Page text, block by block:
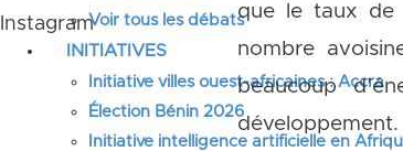
InstagramVoir tous les débats
INITIATIVES
Initiative villes ouest-africaines : Accra
Élection Bénin 2026
Initiative intelligence artificielle en
que le taux de
nombre
beaucoup
développement.